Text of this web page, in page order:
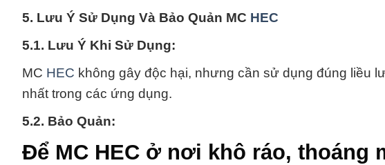
5. Lưu Ý Sử Dụng Và Bảo Quản MC HEC
5.1. Lưu Ý Khi Sử Dụng:
MC HEC không gây độc hại, nhưng cần sử dụng đúng liều
nhất trong các ứng dụng.
5.2. Bảo Quản:
Để MC HEC ở nơi khô ráo, thoáng